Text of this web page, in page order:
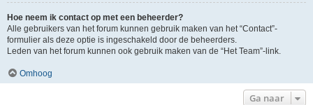
Hoe neem ik contact op met een beheerder?
Alle gebruikers van het forum kunnen gebruik maken van het “Contact”-
formulier als deze optie is ingeschakeld door de beheerders.
Leden van het forum kunnen ook gebruik maken van de “Het Team”-link.
Omhoog
Ga naar